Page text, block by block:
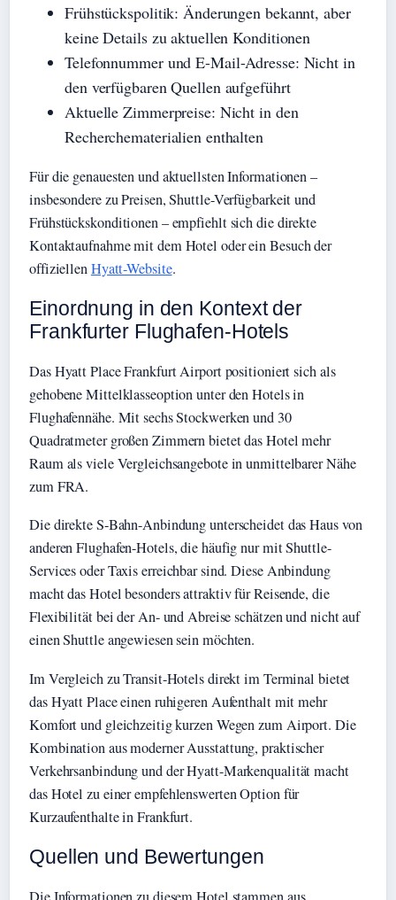
Frühstückspolitik: Änderungen bekannt, aber
keine Details zu aktuellen Konditionen
Telefonnummer und E-Mail-Adresse: Nicht in
den verfügbaren Quellen aufgeführt
Aktuelle Zimmerpreise: Nicht in den
Recherchematerialien enthalten
Für die genauesten und aktuellsten Informationen –
insbesondere zu Preisen, Shuttle-Verfügbarkeit und
Frühstückskonditionen – empfiehlt sich die direkte
Kontaktaufnahme mit dem Hotel oder ein Besuch der
offiziellenHyatt-Website.
Einordnung in den Kontext der
Frankfurter Flughafen-Hotels
Das Hyatt Place Frankfurt Airport positioniert sich als
gehobene Mittelklasseoption unter den Hotels in
Flughafennähe. Mit sechs Stockwerken und 30
Quadratmeter großen Zimmern bietet das Hotel mehr
Raum als viele Vergleichsangebote in unmittelbarer Nähe
zum FRA.
Die direkte S-Bahn-Anbindung unterscheidet das Haus von
anderen Flughafen-Hotels, die häufig nur mit Shuttle-
Services oder Taxis erreichbar sind. Diese Anbindung
macht das Hotel besonders attraktiv für Reisende, die
Flexibilität bei der An- und Abreise schätzen und nicht auf
einen Shuttle angewiesen sein möchten.
Im Vergleich zu Transit-Hotels direkt im Terminal bietet
das Hyatt Place einen ruhigeren Aufenthalt mit mehr
Komfort und gleichzeitig kurzen Wegen zum Airport. Die
Kombination aus moderner Ausstattung, praktischer
Verkehrsanbindung und der Hyatt-Markenqualität macht
das Hotel zu einer empfehlenswerten Option für
Kurzaufenthalte in Frankfurt.
Quellen und Bewertungen